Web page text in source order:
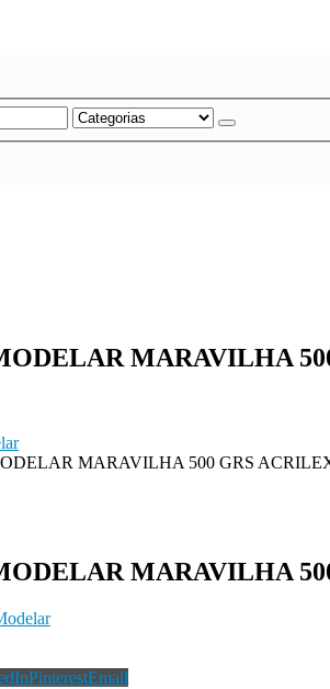
MARAVILHA
MARAVILHA 500 GRS
MARAVILHA
PinterestEmail